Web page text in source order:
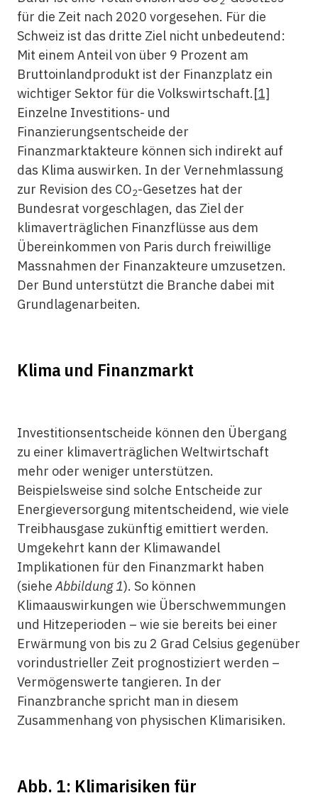
für die Zeit nach 2020 vorgesehen. Für die
Schweiz ist das dritte Ziel nicht unbedeutend:
Mit einem Anteil von über 9 Prozent am
Bruttoinlandprodukt ist der Finanzplatz ein
wichtiger Sektor für die Volkswirtschaft.[1]
Einzelne Investitions- und
Finanzierungsentscheide der
Finanzmarktakteure können sich indirekt auf
das Klima auswirken. In der Vernehmlassung
zur Revision des CO2-Gesetzes hat der
Bundesrat vorgeschlagen, das Ziel der
klimaverträglichen Finanzflüsse aus dem
Übereinkommen von Paris durch freiwillige
Massnahmen der Finanzakteure umzusetzen.
Der Bund unterstützt die Branche dabei mit
Grundlagenarbeiten.
Klima und Finanzmarkt
Investitionsentscheide können den Übergang
zu einer klimaverträglichen Weltwirtschaft
mehr oder weniger unterstützen.
Beispielsweise sind solche Entscheide zur
Energieversorgung mitentscheidend, wie viele
Treibhausgase zukünftig emittiert werden.
Umgekehrt kann der Klimawandel
Implikationen für den Finanzmarkt haben
(sieheAbbildung 1). So können
Klimaauswirkungen wie Überschwemmungen
und Hitzeperioden – wie sie bereits bei einer
Erwärmung von bis zu 2 Grad Celsius gegenüber
vorindustrieller Zeit prognostiziert werden –
Vermögenswerte tangieren. In der
Finanzbranche spricht man in diesem
Zusammenhang von physischen Klimarisiken.
Abb. 1: Klimarisiken für